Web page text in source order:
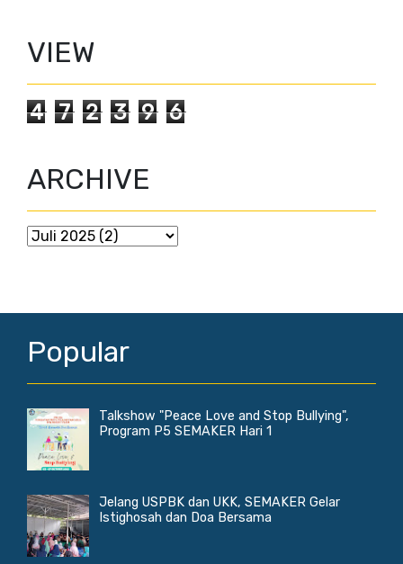
VIEW
4 7 2 3 9 6
ARCHIVE
Popular
Talkshow "Peace Love and Stop Bullying",
Program P5 SEMAKER Hari 1
Jelang USPBK dan UKK, SEMAKER Gelar
Istighosah dan Doa Bersama